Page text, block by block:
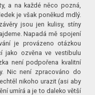
a na každé něco pozná,
je však poněkud mdlý.
jsou jen kulisy, stíny
Napadá mě spojení
je provázeno otázkou
jako ozvěna ve vestibulu
není podpořena kvalitní
Nic není zpracováno do
nikoho urazit (asi aby
umírá a je to daleko větší